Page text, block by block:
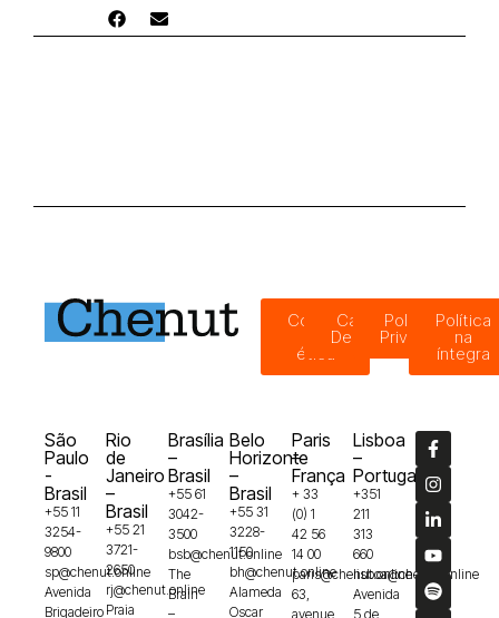
Código
ética
Canal de
Denúncias
Política de
Privacidade
Política
na
íntegra
São
Paulo
-
Brasil
+55 11
3254-
9800
sp@chenut.online
Avenida
Brigadeiro
Rio
de
Janeiro
–
Brasil
+55 21
3721-
2650
rj@chenut.online
Praia
Brasília
–
Brasil
+55 61
3042-
3500
bsb@chenut.online
The
Brain
–
Belo
Horizonte
–
Brasil
+55 31
3228-
1150
bh@chenut.online
Alameda
Oscar
Paris
–
França
+ 33
(0) 1
42 56
14 00
paris@chenut.online
63,
avenue
Lisboa
–
Portugal
+351
211
313
660
lisboa@chenut.online
Avenida
5 de